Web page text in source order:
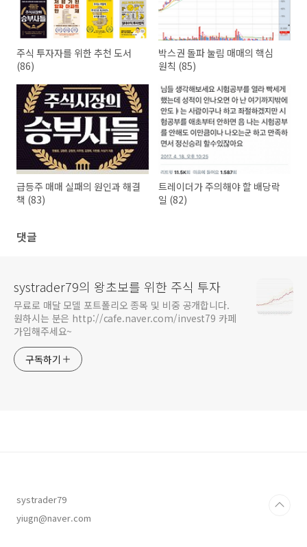
주식 투자자를 위한 추천 도서
(86)
박스권 돌파 눌림 매매의 핵심
원칙 (85)
급등주 매매 실패의 원인과 해결
책 (83)
트레이더가 주의해야 할 배당락
일 (82)
댓글
systrader79의 왕초보를 위한 주식 투자
무료로 매달 모델 포트폴리오 종목 및 비중 공개합니다.
원하시는 분은 http://cafe.naver.com/invest79 카페
가입해주세요~
구독하기
systrader79
yiugn@naver.com